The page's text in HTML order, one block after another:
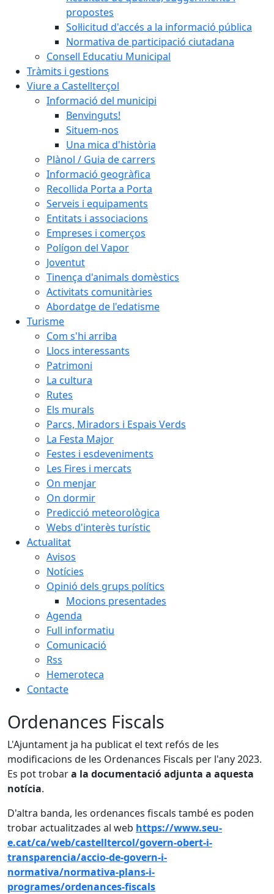
propostes
Sol·licitud d'accés a la informació pública
Normativa de participació ciutadana
Consell Educatiu Municipal
Tràmits i gestions
Viure a Castellterçol
Informació del municipi
Benvinguts!
Situem-nos
Una mica d'història
Plànol / Guia de carrers
Informació geogràfica
Recollida Porta a Porta
Serveis i equipaments
Entitats i associacions
Empreses i comerços
Polígon del Vapor
Joventut
Tinença d'animals domèstics
Activitats comunitàries
Abordatge de l'edatisme
Turisme
Com s'hi arriba
Llocs interessants
Patrimoni
La cultura
Rutes
Els murals
Parcs, Miradors i Espais Verds
La Festa Major
Festes i esdeveniments
Les Fires i mercats
On menjar
On dormir
Predicció meteorològica
Webs d'interès turístic
Actualitat
Avisos
Notícies
Opinió dels grups polítics
Mocions presentades
Agenda
Full informatiu
Comunicació
Rss
Hemeroteca
Contacte
Ordenances Fiscals
L'Ajuntament ja ha publicat el text refós de les
modificacions de les Ordenances Fiscals per l'any 2023.
Es pot trobara la documentació adjunta a aquesta
notícia.
D'altra banda, les ordenances fiscals també es poden
trobar actualitzades al web https://www.seu-
e.cat/ca/web/castelltercol/govern-obert-i-
transparencia/accio-de-govern-i-
normativa/normativa-plans-i-
programes/ordenances-fiscals